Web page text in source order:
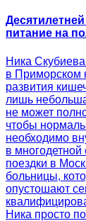
питание на
Ника
в Приморском
развития
лишь
не может
чтобы
необходимо
в многодетной
поездки в
больницы,
опустошают
Ника просто